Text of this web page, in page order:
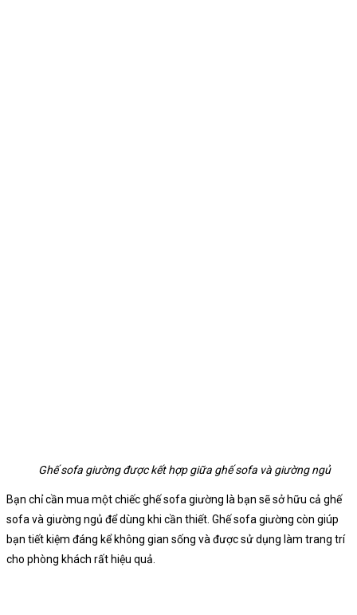
Ghế sofa giường được kết hợp giữa ghế sofa và giường ngủ
Bạn chỉ cần mua một chiếc ghế sofa giường là bạn sẽ sở hữu cả ghế
sofa và giường ngủ để dùng khi cần thiết. Ghế sofa giường còn giúp
bạn tiết kiệm đáng kể không gian sống và được sử dụng làm trang trí
cho phòng khách rất hiệu quả.